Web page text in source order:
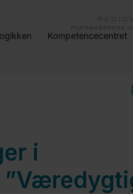
Kompetencecentret
i